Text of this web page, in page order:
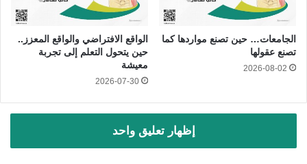
الجامعات… حين تصنع مواردها كما
تصنع عقولها
2026-08-02
الواقع الافتراضي والواقع المعزز..
حين يتحول التعلم إلى تجربة
معيشة
2026-07-30
إظهار تعليق واحد